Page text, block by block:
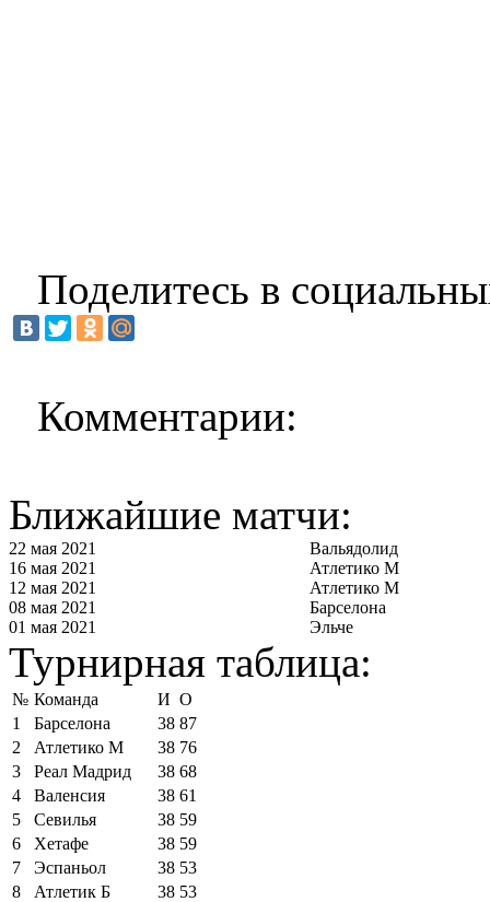
Поделитесь в
Комментарии:
Ближайшие матчи:
22 мая 2021
Вальядолид
16 мая 2021
Атлетико М
12 мая 2021
Атлетико М
08 мая 2021
Барселона
01 мая 2021
Эльче
Турнирная таблица:
№ Команда И О
1
Барселона 38 87
2
Атлетико М 38 76
3
Реал Мадрид 38 68
4
Валенсия 38 61
5
Севилья 38 59
6
Хетафе 38 59
7
Эспаньол 38 53
8
Атлетик Б 38 53